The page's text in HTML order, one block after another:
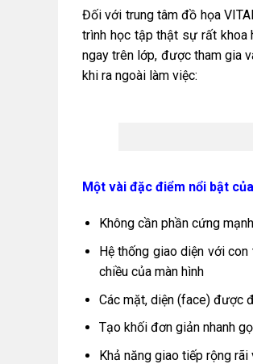
Đối với trung tâm đồ họa
trình học tập thật sự rất khoa
ngay trên lớp, được tham gia
khi ra ngoài làm việc:
Một vài đặc điểm nổi bật
Không cần phần cứng
Hệ thống giao diện với
chiều của màn hình
Các mặt, diện (face) được
Tạo khối đơn giản nhanh
Khả năng giao tiếp rộng rãi